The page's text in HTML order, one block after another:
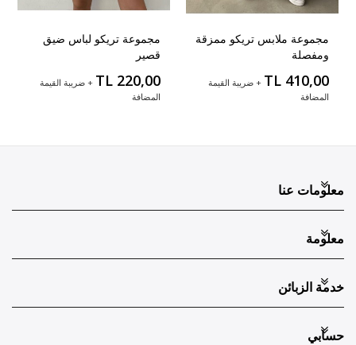
مجموعة ملابس تريكو ممزقة
ومفصلة
TL 410,00 + ضريبة القيمة
المضافة
مجموعة تريكو لباس ضيق
قصير
TL 220,00 + ضريبة القيمة
المضافة
معلومات عنا
معلومة
خدمة الزبائن
حسابي